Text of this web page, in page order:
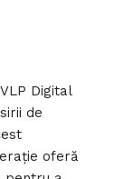
Digital
de
oferă